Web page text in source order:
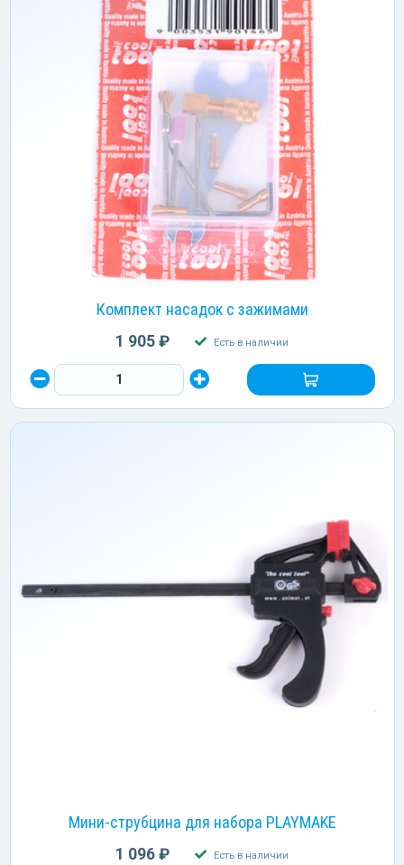
Комплект насадок с зажимами
1 905 ₽ Есть в наличии
Мини-струбцина для набора PLAYMAKE
1 096 ₽ Есть в наличии